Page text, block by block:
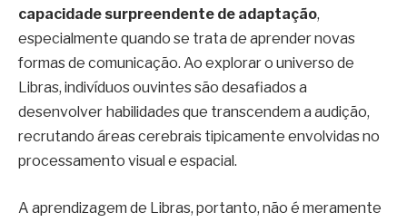
capacidade surpreendente de adaptação,
especialmente quando se trata de aprender novas
formas de comunicação. Ao explorar o universo de
Libras, indivíduos ouvintes são desafiados a
desenvolver habilidades que transcendem a audição,
recrutando áreas cerebrais tipicamente envolvidas no
processamento visual e espacial.
A aprendizagem de Libras, portanto, não é meramente